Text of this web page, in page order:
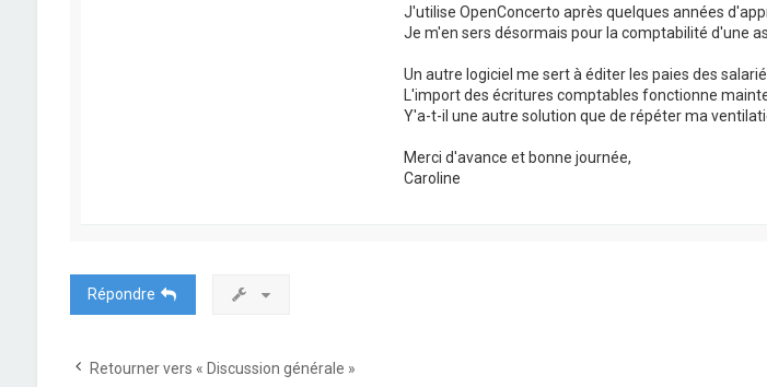
J'utilise OpenConcerto après quelques années
Je m'en sers désormais pour la comptabilité d'une
Un autre logiciel me sert à éditer les paies des
L'import des écritures comptables fonctionne
Y'a-t-il une autre solution que de répéter ma
Merci d'avance et bonne journée,
Caroline
Répondre
Retourner vers « Discussion générale »